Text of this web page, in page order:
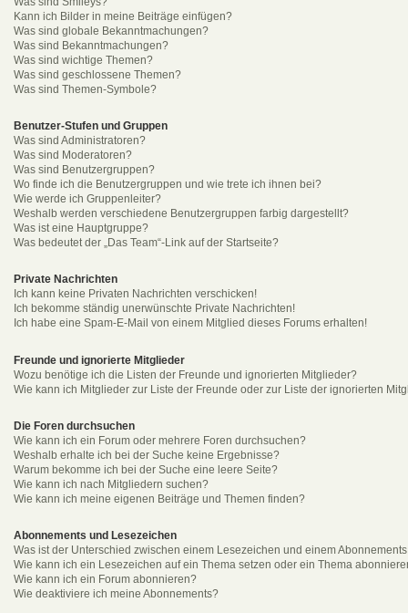
Kann ich Bilder in meine Beiträge einfügen?
Was sind globale Bekanntmachungen?
Was sind Bekanntmachungen?
Was sind wichtige Themen?
Was sind geschlossene Themen?
Was sind Themen-Symbole?
Benutzer-Stufen und Gruppen
Was sind Administratoren?
Was sind Moderatoren?
Was sind Benutzergruppen?
Wo finde ich die Benutzergruppen und wie trete ich ihnen bei?
Wie werde ich Gruppenleiter?
Weshalb werden verschiedene Benutzergruppen farbig dargestellt?
Was ist eine Hauptgruppe?
Was bedeutet der „Das Team“-Link auf der Startseite?
Private Nachrichten
Ich kann keine Privaten Nachrichten verschicken!
Ich bekomme ständig unerwünschte Private Nachrichten!
Ich habe eine Spam-E-Mail von einem Mitglied dieses Forums erhalten!
Freunde und ignorierte Mitglieder
Wozu benötige ich die Listen der Freunde und ignorierten Mitglieder?
Wie kann ich Mitglieder zur Liste der Freunde oder zur Liste der ignorierten
Die Foren durchsuchen
Wie kann ich ein Forum oder mehrere Foren durchsuchen?
Weshalb erhalte ich bei der Suche keine Ergebnisse?
Warum bekomme ich bei der Suche eine leere Seite?
Wie kann ich nach Mitgliedern suchen?
Wie kann ich meine eigenen Beiträge und Themen finden?
Abonnements und Lesezeichen
Was ist der Unterschied zwischen einem Lesezeichen und einem
Wie kann ich ein Lesezeichen auf ein Thema setzen oder ein Thema
Wie kann ich ein Forum abonnieren?
Wie deaktiviere ich meine Abonnements?